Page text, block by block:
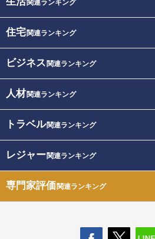
関連ランキング
住宅関連ランキング
ビジネス 関連ランキング
人材関連ランキング
トラベル関連ランキング
レジャー関連ランキング
専門家評価関連ランキング